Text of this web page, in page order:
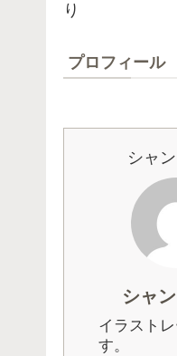
り
プロフィール
シャ
シャ
イラスト
す。